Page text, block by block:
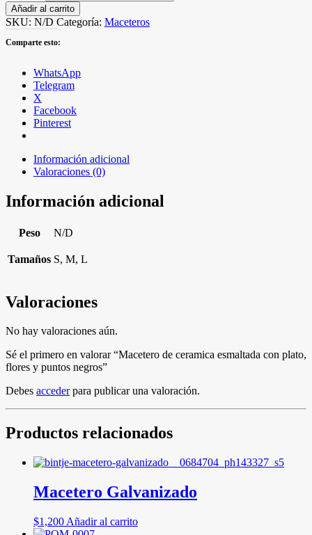
Añadir al carrito
SKU: N/D Categoría: Maceteros
Comparte esto:
WhatsApp
Telegram
X
Facebook
Pinterest
Información adicional
Valoraciones (0)
Información adicional
Peso N/D
Tamaños S, M, L
Valoraciones
No hay valoraciones aún.
Sé el primero en valorar “Macetero de ceramica esmaltada con plato,
flores y puntos negros”
Debes accederpara publicar una valoración.
Productos relacionados
Macetero Galvanizado
$1,200 Añadir al carrito